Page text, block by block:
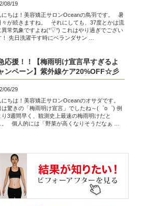
08/19
にちは！美容矯正サロンOceanの鳥羽です。 暑
々が続きますね。 それにしても、37度とかは流
異常気象ですよね(°▽°) これはやり過ぎでござい
！ 先日洗濯干す時にベランダサン …
応援！！【梅雨明け宣言早すぎるよ
ンペーン】紫外線ケア20%OFF☆彡
06/29
にちは！美容矯正サロンOceanのオサダです。
は驚きの「梅雨明け宣言」でしたね～(゜o゜) 例
り3週間早く、観測史上最速の梅雨明けだと
個人的には「野菜が高くなりそうだなぁ …